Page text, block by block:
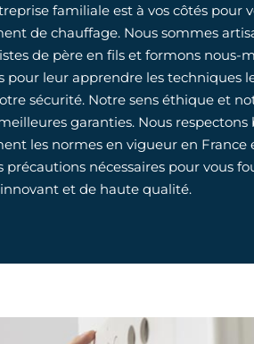
familiale est à vos côtés pour
de chauffage. Nous sommes
de père en fils et formons nous-
pour leur apprendre les techniques
sécurité. Notre sens éthique et
garanties. Nous respectons
les normes en vigueur en France
précautions nécessaires pour vous
et de haute qualité.